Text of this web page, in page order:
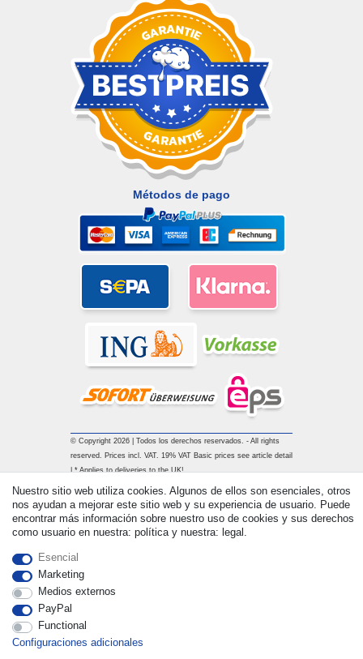
Métodos de pago
© Copyright 2026 | Todos los derechos reservados. - All rights
reserved. Prices incl. VAT. 19% VAT Basic prices see article detail
| * Applies to deliveries to the UK!
Nuestro sitio web utiliza cookies. Algunos de ellos son esenciales, otros
nos ayudan a mejorar este sitio web y su experiencia de usuario. Puede
encontrar más información sobre nuestro uso de cookies y sus derechos
como usuario en nuestra: política y nuestra: legal.
Esencial
Marketing
Medios externos
PayPal
Functional
Configuraciones adicionales
Withdraw from contract here Contacto